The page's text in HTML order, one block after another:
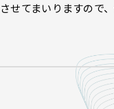
させてまいりますので